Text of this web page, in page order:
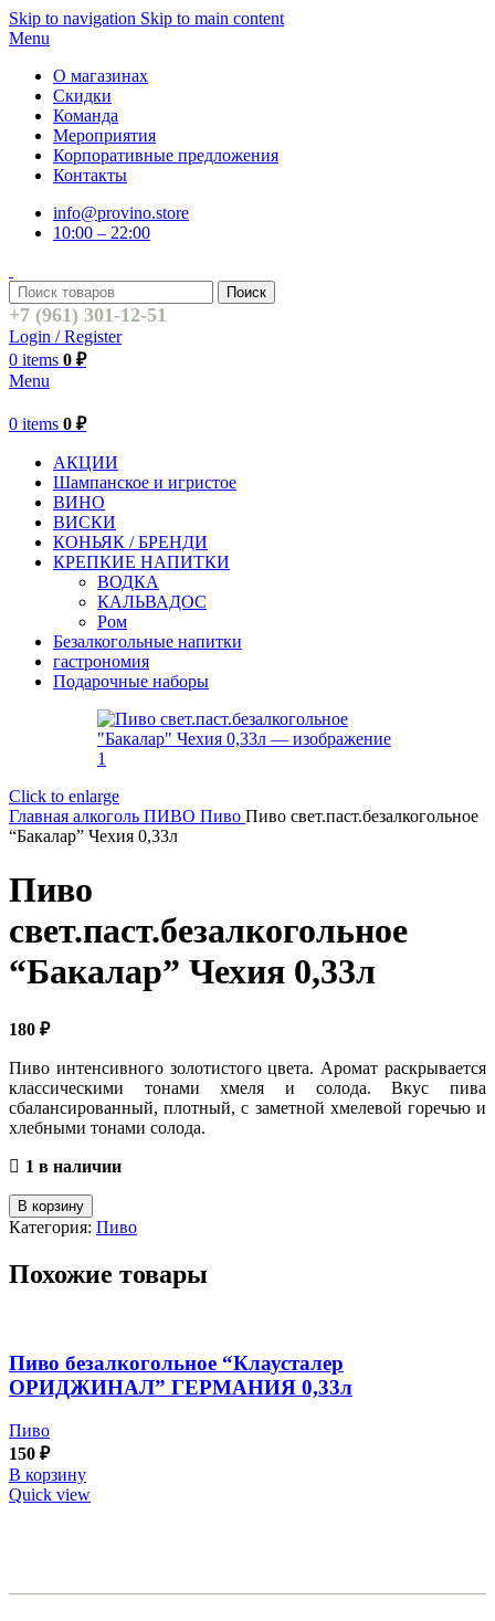
Skip to navigation Skip to main content
Menu
О магазинах
Скидки
Команда
Мероприятия
Корпоративные предложения
Контакты
info@provino.store
10:00 – 22:00
Поиск
+7 (961) 301-12-51
Login / Register
0 items 0 ₽
Menu
0 items 0 ₽
АКЦИИ
Шампанское и игристое
ВИНО
ВИСКИ
КОНЬЯК / БРЕНДИ
КРЕПКИЕ НАПИТКИ
ВОДКА
КАЛЬВАДОС
Ром
Безалкогольные напитки
гастрономия
Подарочные наборы
Click to enlarge
Главная алкоголь ПИВО Пиво Пиво свет.паст.безалкогольное
“Бакалар” Чехия 0,33л
Пиво
свет.паст.безалкогольное
“Бакалар” Чехия 0,33л
180 ₽
Пиво интенсивного золотистого цвета. Аромат раскрывается
классическими тонами хмеля и солода. Вкус пива
сбалансированный, плотный, с заметной хмелевой горечью и
хлебными тонами солода.
1 в наличии
Количество
товара
свет.паст.безалкогольное
"Бакалар"
В корзину
Категория: Пиво
Похожие товары
Пиво безалкогольное “Клаусталер
ОРИДЖИНАЛ” ГЕРМАНИЯ 0,33л
Пиво
150 ₽
В корзину
Quick view